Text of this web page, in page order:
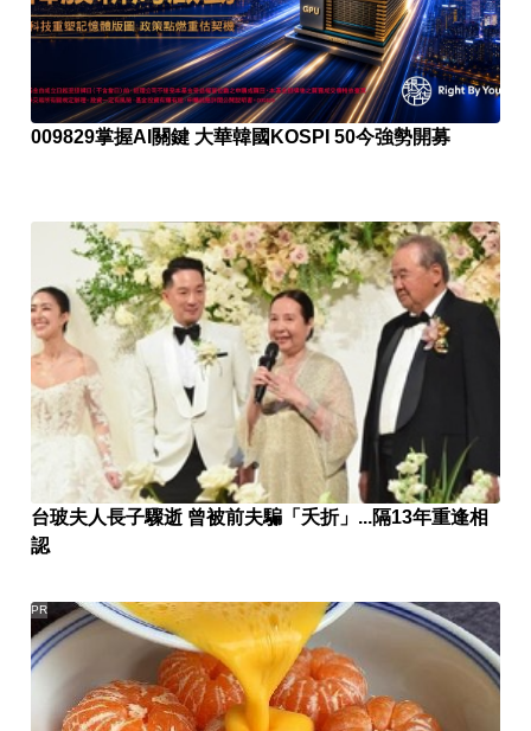
009829掌握AI關鍵 大華韓國KOSPI 50今強勢開募
台玻夫人長子驟逝 曾被前夫騙「夭折」...隔13年重逢相
認
PR